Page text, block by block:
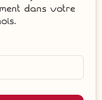
dans votre